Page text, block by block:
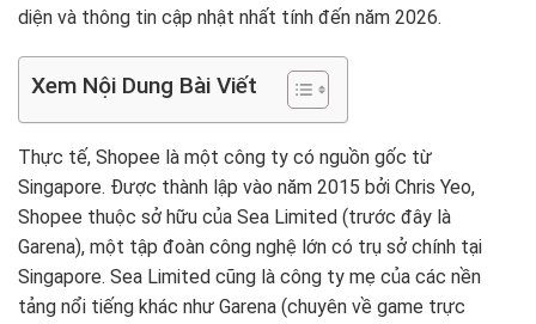
diện và thông tin cập nhật nhất tính đến năm 2026.
Xem Nội Dung Bài Viết
Thực tế, Shopee là một công ty có nguồn gốc từ
Singapore. Được thành lập vào năm 2015 bởi Chris Yeo,
Shopee thuộc sở hữu của Sea Limited (trước đây là
Garena), một tập đoàn công nghệ lớn có trụ sở chính tại
Singapore. Sea Limited cũng là công ty mẹ của các nền
tảng nổi tiếng khác như Garena (chuyên về game trực